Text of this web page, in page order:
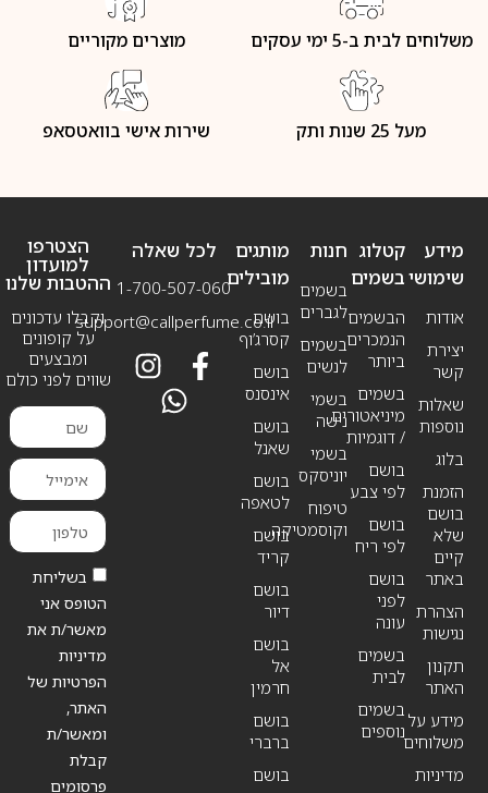
משלוחים לבית ב-5 ימי עסקים מוצרים מקוריים
מעל 25 שנות ותק שירות אישי בוואטסאפ
מידע
שימושי
אודות
יצירת
קשר
שאלות
נוספות
בלוג
הזמנת
בושם
שלא
קיים
באתר
הצהרת
נגישות
תקנון
האתר
מידע על
משלוחים
מדיניות
חנות
בשמים
לגברים
בשמים
לנשים
בשמי
נישה
בשמי
יוניסקס
טיפוח
וקוסמטיקה
קטלוג
בשמים
הבשמים
הנמכרים
ביותר
בשמים
מיניאטורים
/ דוגמיות
בושם
לפי צבע
בושם
לפי ריח
בושם
לפני
עונה
בשמים
לבית
בשמים
נוספים
מותגים
מובילים
בושם
קסרג’וף
בושם
אינסנס
בושם
שאנל
בושם
לטאפה
בושם
קריד
בושם
דיור
בושם
אל
חרמין
בושם
ברברי
בושם
לכל שאלה
1-700-507-060
support@callperfume.co.il
הצטרפו
למועדון
ההטבות שלנו
וקבלו עדכונים
על קופונים
ומבצעים
שווים לפני כולם
בשליחת
הטופס אני
מאשר/ת את
מדיניות
הפרטיות של
האתר,
ומאשר/ת
קבלת
פרסומים